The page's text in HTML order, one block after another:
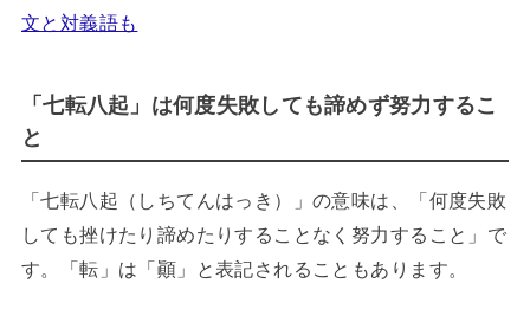
文と対義語も
「七転八起」は何度失敗しても諦めず努力するこ
と
「七転八起（しちてんはっき）」の意味は、「何度失敗
しても挫けたり諦めたりすることなく努力すること」で
す。「転」は「顚」と表記されることもあります。